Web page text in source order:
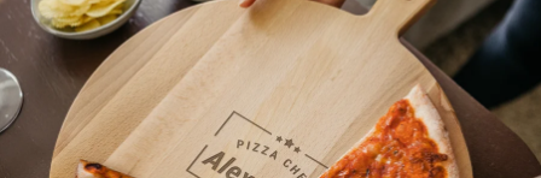
4,7 (baseret på +15.000 anmeldelser)
Vores gaver inspirerer. Kunderne giver os 4,7 på Google
Reviews.